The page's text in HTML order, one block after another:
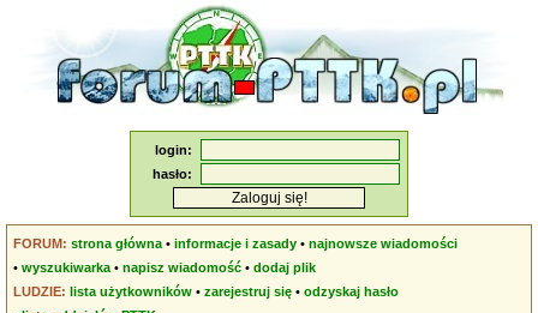
login:
hasło:
FORUM: strona główna •informacje i zasady •najnowsze wiadomości
•wyszukiwarka •napisz wiadomość •dodaj plik
LUDZIE: lista użytkowników •zarejestruj się •odzyskaj hasło